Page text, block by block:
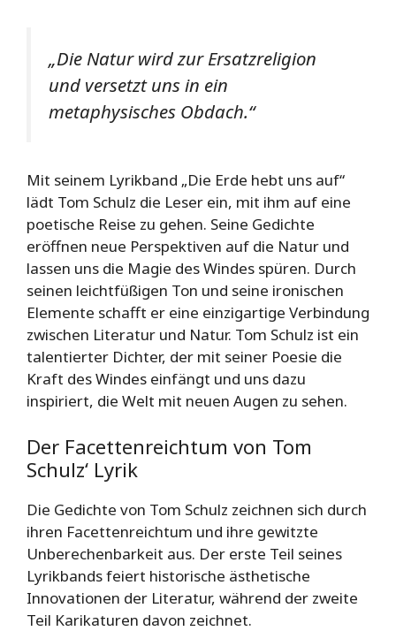
„Die Natur wird zur Ersatzreligion
und versetzt uns in ein
metaphysisches Obdach.“
Mit seinem Lyrikband „Die Erde hebt uns auf“
lädt Tom Schulz die Leser ein, mit ihm auf eine
poetische Reise zu gehen. Seine Gedichte
eröffnen neue Perspektiven auf die Natur und
lassen uns die Magie des Windes spüren. Durch
seinen leichtfüßigen Ton und seine ironischen
Elemente schafft er eine einzigartige Verbindung
zwischen Literatur und Natur. Tom Schulz ist ein
talentierter Dichter, der mit seiner Poesie die
Kraft des Windes einfängt und uns dazu
inspiriert, die Welt mit neuen Augen zu sehen.
Der Facettenreichtum von Tom
Schulz‘ Lyrik
Die Gedichte von Tom Schulz zeichnen sich durch
ihren Facettenreichtum und ihre gewitzte
Unberechenbarkeit aus. Der erste Teil seines
Lyrikbands feiert historische ästhetische
Innovationen der Literatur, während der zweite
Teil Karikaturen davon zeichnet.